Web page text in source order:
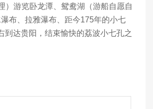
）游览卧龙潭、鸳鸯湖（游船自愿自
布、拉雅瀑布、距今175年的小七
达贵阳，结束愉快的荔波小七孔之